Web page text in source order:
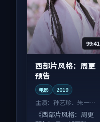
99:41
西部片风格：周更
预告
电影 2019
主演： 孙艺珍、朱一龙
等
《西部片风格：周更